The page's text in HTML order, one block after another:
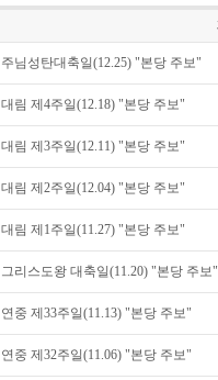
주님성탄대축일(12.25) "본당 주보"
대림 제4주일(12.18) "본당 주보"
대림 제3주일(12.11) "본당 주보"
대림 제2주일(12.04) "본당 주보"
대림 제1주일(11.27) "본당 주보"
그리스도왕 대축일(11.20) "본당 주보"
연중 제33주일(11.13) "본당 주보"
연중 제32주일(11.06) "본당 주보"